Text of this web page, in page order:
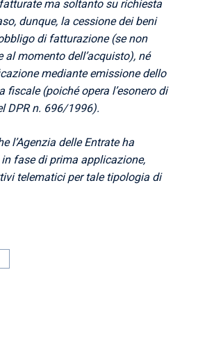
ma soltanto su richiesta
dunque, la cessione dei beni
di fatturazione (se non
al momento dell’acquisto), né
mediante emissione dello
fiscale (poiché opera l’esonero di
DPR n. 696/1996).
l’Agenzia delle Entrate ha
fase di prima applicazione,
telematici per tale tipologia di